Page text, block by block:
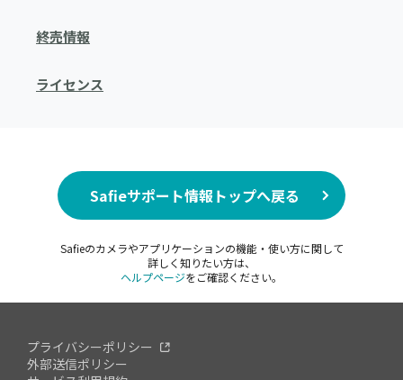
終売情報
ライセンス
Safieサポート情報トップへ戻る
Safieのカメラやアプリケーションの機能・使い方に関して
詳しく知りたい方は、
ヘルプページをご確認ください。
プライバシーポリシー
外部送信ポリシー